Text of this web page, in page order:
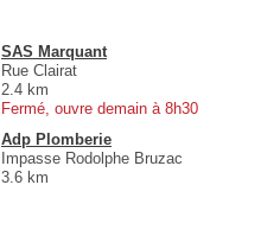
SAS Marquant
Rue Clairat
2.4 km
Fermé, ouvre demain à 8h30
Adp Plomberie
Impasse Rodolphe Bruzac
3.6 km